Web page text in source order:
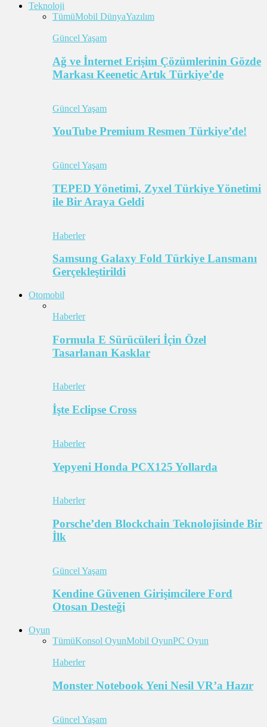
Teknoloji
TümüMobil DünyaYazılım
Güncel Yaşam
Ağ ve İnternet Erişim Çözümlerinin Gözde
Markası Keenetic Artık Türkiye’de
Güncel Yaşam
YouTube Premium Resmen Türkiye’de!
Güncel Yaşam
TEPED Yönetimi, Zyxel Türkiye Yönetimi
ile Bir Araya Geldi
Haberler
Samsung Galaxy Fold Türkiye Lansmanı
Gerçekleştirildi
Otomobil
Haberler
Formula E Sürücüleri İçin Özel
Tasarlanan Kasklar
Haberler
İşte Eclipse Cross
Haberler
Yepyeni Honda PCX125 Yollarda
Haberler
Porsche’den Blockchain Teknolojisinde Bir
İlk
Güncel Yaşam
Kendine Güvenen Girişimcilere Ford
Otosan Desteği
Oyun
TümüKonsol OyunMobil OyunPC Oyun
Haberler
Monster Notebook Yeni Nesil VR’a Hazır
Güncel Yaşam